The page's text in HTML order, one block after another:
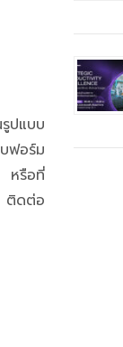
ปแบบ
ฟอร์ม
หรือที่
ติดต่อ